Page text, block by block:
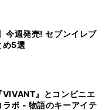
今週発売! セブンイレブ
め5選
VIVANT』とコンビニエ
ラボ - 物語のキーアイテ